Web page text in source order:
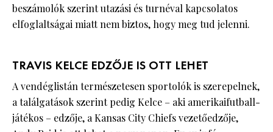
beszámolók szerint utazási és turnéval kapcsolatos
elfoglaltságai miatt nem biztos, hogy meg tud jelenni.
TRAVIS KELCE EDZŐJE IS OTT LEHET
A vendéglistán természetesen sportolók is szerepelnek,
a találgatások szerint pedig Kelce – aki amerikaifutball-
játékos – edzője, a Kansas City Chiefs vezetőedzője,